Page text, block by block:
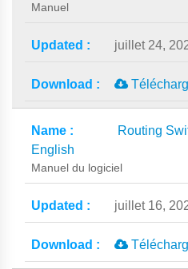
Manuel
juillet 24,
Routing
English
Manuel du logiciel
juillet 16,